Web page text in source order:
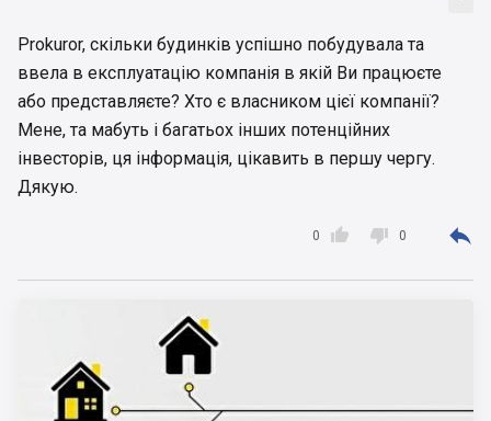
Prokuror, скільки будинків успішно побудувала та
ввела в експлуатацію компанія в якій Ви працюєте
або представляєте? Хто є власником цієї компанії?
Мене, та мабуть і багатьох інших потенційних
інвесторів, ця інформація, цікавить в першу чергу.
Дякую.

0  0 